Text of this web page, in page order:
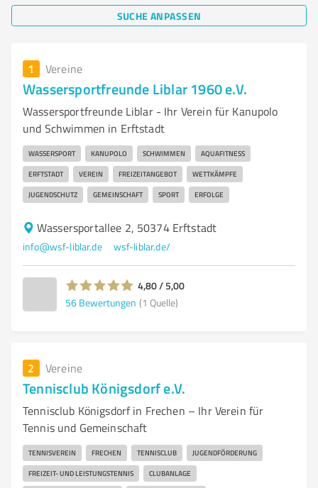
SUCHE ANPASSEN
1 Vereine
Wassersportfreunde Liblar 1960 e.V.
Wassersportfreunde Liblar - Ihr Verein für Kanupolo
und Schwimmen in Erftstadt
WASSERSPORT KANUPOLO SCHWIMMEN AQUAFITNESS
ERFTSTADT VEREIN FREIZEITANGEBOT WETTKÄMPFE
JUGENDSCHUTZ GEMEINSCHAFT SPORT ERFOLGE
Wassersportallee 2, 50374 Erftstadt
info@wsf-liblar.de wsf-liblar.de/
4,80 / 5,00
56 Bewertungen (1 Quelle)
2 Vereine
Tennisclub Königsdorf e.V.
Tennisclub Königsdorf in Frechen – Ihr Verein für
Tennis und Gemeinschaft
TENNISVEREIN FRECHEN TENNISCLUB JUGENDFÖRDERUNG
FREIZEIT- UND LEISTUNGSTENNIS CLUBANLAGE